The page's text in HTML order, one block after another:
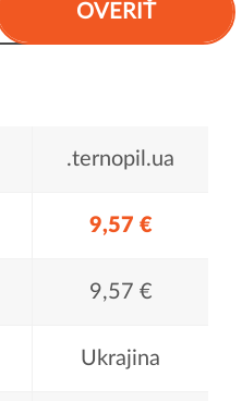
OVERIŤ
.ternopil.ua
9,57 €
9,57 €
Ukrajina